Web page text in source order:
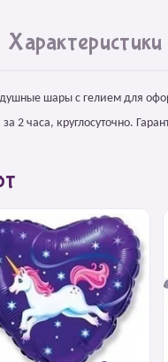
Характеристики
шары с гелием для
2 часа, круглосуточно.